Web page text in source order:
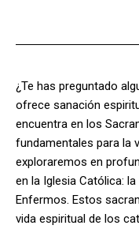
¿Te has preguntado
ofrece sanación
encuentra en los
fundamentales para la
exploraremos en
en la Iglesia Católica:
Enfermos. Estos
vida espiritual de los